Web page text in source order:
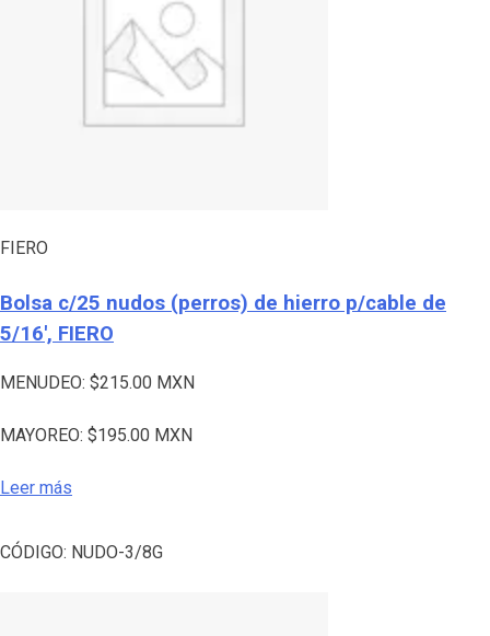
FIERO
Bolsa c/25 nudos (perros) de hierro p/cable de
5/16′, FIERO
MENUDEO: $215.00 MXN
MAYOREO: $195.00 MXN
Leer más
CÓDIGO: NUDO-3/8G